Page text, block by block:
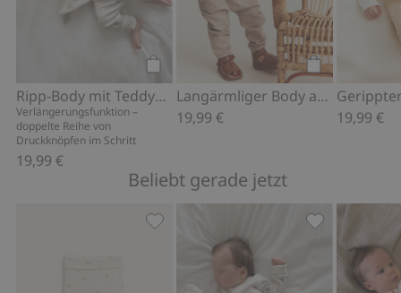
Kaufen
Ripp-Body mit Teddybär-Muster
Verlängerungsfunktion –
doppelte Reihe von
Druckknöpfen im Schritt
19,99 €
Kaufen
Langärmliger Body aus Waffelstoff mit Dinosauriern
19,99 €
19,99 €
Beliebt gerade jetzt
Gerippte Leggings aus Wolle, Zu
Ripp-Body